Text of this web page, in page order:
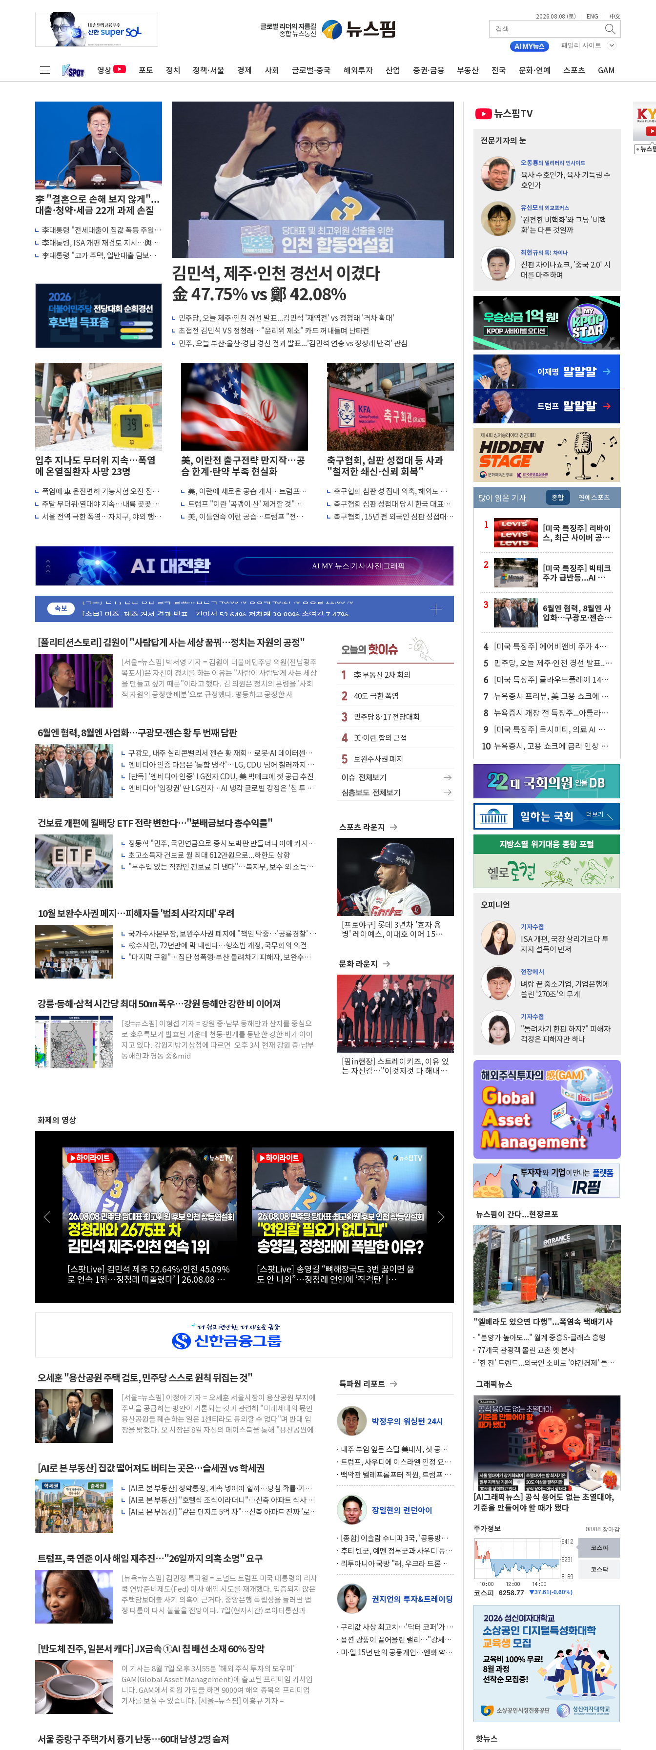
2026.08.08 (토) | ENG | 中文
패밀리 사이트
영상 포토 정치 정책·서울 경제 사회 글로벌·중국 해외투자 산업 증권·금융 부동산 전국 문화·연예 스포츠 GAM
李 "결혼으로 손해 보지 않게"...
대출·청약·세금 22개 과제 손질
李대통령 "전세대출이 집값 폭등 주원
인…유주택자 제한·규제 강화 검토"
李대통령, ISA 개편 재검토 지시…與
"적극 환영"·野 "졸속 국정"
李대통령 "고가 주택, 일반대출 담보가
김민석, 제주·인천 경선서 이겼다
金 47.75% vs 鄭 42.08%
민주당, 오늘 제주·인천 경선 발표...김민석 '재역전' vs 정청래 '격차 확대'
초접전 김민석 VS 정청래…"윤리위 제소" 카드 꺼내들며 난타전
민주, 오늘 부산·울산·경남 경선 결과 발표...'김민석 연승 vs 정청래 반격' 관심
입추 지나도 무더위 지속…폭염
에 온열질환자 사망 23명
폭염에 車 운전면허 기능시험 오전 집중
편성…체감온도 38도 넘으면 중단
주말 무더위·열대야 지속…내륙 곳곳 소
나기
서울 전역 극한 폭염…자치구, 야외 행사
美, 이란전 출구전략 만지작…공
습 한계·탄약 부족 현실화
美, 이란에 새로운 공습 개시…트럼프
"이제 우리 차례"
트럼프 "이란 '곡괭이 산' 제거할 것"…
미군, 사흘째 이란 야간 공습
美, 이틀연속 이란 공습…트럼프 "전쟁
축구협회, 심판 성접대 등 사과
"철저한 쇄신·신뢰 회복"
축구협회 심판 성 접대 의혹, 해외도 관심
↑…감독 선임 과정 수사까지 외신 주목
축구협회 심판 성접대 당시 한국 대표팀
7경기 무패 행진
축구협회, 15년 전 외국인 심판 성접대
AI MY 뉴스|기사|사진 |그래픽
속보
울진·영덕 '호우특보'-포항 '산사태 주의보'...경북도, 호우 피해·통제구간 없어
[종합] 김민석, 정청래에 '0.86%p' 차 재역전 성공...金 45.42% vs 鄭 44.56%
김민석, 2주차 제주·인천 경선서 정청래에 승리...47.75% vs 42.08%
인사하는 김민석 당대표 후보
[속보] 민주, 제주·인천 경선 결과 발표...김민석 47.75% 정청래 42.08%
[속보] 민주, 제주 경선 결과 발표...김민석 52.64% 정청래 39.89% 송영길 7.47%
이번주 국내 주요 금융일정(8.10~8.14)
강릉·동해·삼척 시간당 최대 50㎜ 폭우…강원 동해안 강한 비 이어져
폐기물 수거하다 참변…60대 환경미화원 수거차에 치여 사망
서울 중랑구 주택가서 흉기 난동…60대 남성 2명 숨져
李대통령 "결혼 때문에 손해 보는 일 없게"…'결혼 페널티' 22개 과제 손본다
여수 오동도 인근 해상서 모터보트 전복…1명 사망·1명 실종
인천 선재도 갯벌서 해루질 중 실종 60대 나흘만에 숨진 채 발견
인천서 말다툼 중 어머니 흉기 살해 10대 아들 체포
'화합' 꺼낸 김민석에 '뻔뻔' 받아친 정청래…제주 연설서 신경전 고조
李대통령, ISA 개편 재검토 지시…與 "적극 환영"·野 "졸속 국정"
[폴리티션스토리] 김원이 "사람답게 사는 세상 꿈꿔…정치는 자원의 공정"
[서울=뉴스핌] 박서영 기자 = 김원이 더불어민주당 의원(전남광주
목포시)은 자신이 정치를 하는 이유는 "사람이 사람답게 사는 세상
을 만들고 싶기 때문"이라고 했다. 김 의원은 정치의 본령을 '사회
적 자원의 공정한 배분'으로 규정했다. 평등하고 공정한 사
6월엔 협력, 8월엔 사업화…구광모·젠슨 황 두 번째 담판
구광모, 내주 실리콘밸리서 젠슨 황 재회…로봇·AI 데이터센터·
모빌리티 구체화
엔비디아 인증 다음은 '통합 냉각'…LG, CDU 넘어 칠러까지 묶
는다
[단독] '엔비디아 인증' LG전자 CDU, 美 빅테크에 첫 공급 추진
엔비디아 '입장권' 딴 LG전자…AI 냉각 글로벌 강점은 '칩 투 칠
건보료 개편에 월배당 ETF 전략 변한다…"분배금보다 총수익률"
장동혁 "민주, 국민연금으로 증시 도박판 만들더니 아예 카지노
차릴 판"
초고소득자 건보료 월 최대 612만원으로...하한도 상향
"부수입 있는 직장인 건보료 더 낸다"…복지부, 보수 외 소득월
10월 보완수사권 폐지…피해자들 '범죄 사각지대' 우려
국가수사본부장, 보완수사권 폐지에 "책임 막중…'공룡경찰' 우
려 해소"
檢수사권, 72년만에 막 내린다…형소법 개정, 국무회의 의결
"마지막 구원"…집단 성폭행·부산 돌려차기 피해자, 보완수사
강릉·동해·삼척 시간당 최대 50㎜ 폭우…강원 동해안 강한 비 이어져
[강=뉴스핌] 이형섭 기자 = 강원 중·남부 동해안과 산지를 중심으
로 호우특보가 발효된 가운데 천둥·번개를 동반한 강한 비가 이어
지고 있다. 강원지방기상청에 따르면 오후 3시 현재 강원 중·남부
동해안과 영동 중&mid
李 부동산 2차 회의
40도 극한 폭염
민주당 8·17 전당대회
美·이란 합의 근접
보완수사권 폐지
스포츠 라운지
[프로야구] 롯데 3년차 '효자 용
병' 레이예스, 이대호 이어 15년
문화 라운지
[핌in현장] 스트레이키즈, 이유 있
는 자신감…"이것저것 다 해내는
화제의 영상
[스팟Live] 김민석·정청래 ‘초접전’ 2차전 승자
는?...제3차 정기전국당원대회 후보자 인천 합동
[스팟Live] 김민석 “누가 김민석보다 국정 방향
을 공유했나”…인천서 ‘대체불가’ 외쳤다 |
[스팟Live] 정청래, 김민석에 “사과 먼저”…송
영길엔 “사람 고쳐 쓰는 거 아냐” | 26.08.08 더
불어민주당 당대표·최고위원 후보 인천 합동연
오세훈 "용산공원 주택 검토, 민주당 스스로 원칙 뒤집는 것"
[서울=뉴스핌] 이정아 기자 = 오세훈 서울시장이 용산공원 부지에
주택을 공급하는 방안이 거론되는 것과 관련해 "미래세대의 몫인
용산공원을 훼손하는 일은 1센티라도 동의할 수 없다"며 반대 입
장을 밝혔다. 오 시장은 8일 자신의 페이스북을 통해 "용산공원에
[AI로 본 부동산] 집값 떨어져도 버티는 곳은…슬세권 vs 학세권
[AI로 본 부동산] 청약통장, 계속 넣어야 할까…당첨 확률·기회
비용 따져보니
[AI로 본 부동산] "호텔식 조식이라더니"…신축 아파트 식사 서
비스의 속사정
[AI로 본 부동산] "같은 단지도 5억 차"…신축 아파트 진짜 '로얄
트럼프, 쿡 연준 이사 해임 재추진…"26일까지 의혹 소명" 요구
[뉴욕=뉴스핌] 김민정 특파원 = 도널드 트럼프 미국 대통령이 리사
쿡 연방준비제도(Fed) 이사 해임 시도를 재개했다. 입증되지 않은
주택담보대출 사기 의혹이 근거다. 중앙은행 독립성을 둘러싼 법
정 다툼이 다시 불붙을 전망이다. 7일(현지시간) 로이터통신과
[반도체 진주, 일본서 캐다] JX금속 ①AI 칩 배선 소재 60% 장악
이 기사는 8월 7일 오후 3시55분 '해외 주식 투자의 도우미'
GAM(Global Asset Management)에 출고된 프리미엄 기사입
니다. GAM에서 회원 가입을 하면 9000여 해외 종목의 프리미엄
기사를 보실 수 있습니다. [서울=뉴스핌] 이홍규 기자 =
서울 중랑구 주택가서 흉기 난동…60대 남성 2명 숨져
특파원 리포트
박정우의 워싱턴 24시
내주 부임 앞둔 스틸 美대사, 첫 공개
행사서 "한미동맹 강화 최우선 과제"
트럼프, 사우디에 이스라엘 인정 요
구…원자력 협정 서명 하루 만에 좌초
위기
백악관 텔레프롬프터 직원, 트럼프 연
설 미리 보고 베팅 시장서 10만달러 챙
겨
장일현의 런던아이
[종합] 이슬람 수니파 3국, '공동방위
협정' 체결… 이스라엘·이란 위협에
맞설 자체 억지력 강화
후티 반군, 예멘 정부군과 사우디 동시
공격… 위기 고조되는 또 다른 중동 화
약고
리투아니아 국방 "러, 우크라 드론으
로 나토 회원국 공격 검토… 거짓 깃발
작전"
권지언의 투자&트레이딩
구리값 사상 최고치…'닥터 코퍼'가 말
하는 경기 신호가 달라졌다
옵션 광풍이 끌어올린 랠리…"강세장
이면에 과열 경고등"
미·일 15년 만의 공동개입…엔화 약세
뉴스핌TV
전문기자의 눈
오동룡의 밀리터리 인사이드
육사 수호인가, 육사 기득권 수
호인가
유신모의 외교포커스
'완전한 비핵화'와 그냥 '비핵
화'는 다른 것일까
최헌규의 톡! 차이나
신판 차이나쇼크, '중국 2.0' 시
대를 마주하며
많이 읽은 기사 종합 연예스포츠
[미국 특징주] 리바이
스, 최근 사이버 공격
실 공개
[미국 특징주] 빅테크
주가 급반등...AI 불안
아나
6월엔 협력, 8월엔 사
업화…구광모·젠슨
[미국 특징주] 에어비앤비 주가 4년
만에 최고...연간 매출 상향에 투자자
반색
민주당, 오늘 제주·인천 경선 발표...
김민석 '재역전' vs 정청래 '격차 확
대'
[미국 특징주] 클라우드플레어 14%
급등해 신고점...AI 지출 확대에 전망
상향
뉴욕증시 프리뷰, 美 고용 쇼크에 금
리 인상 우려 후퇴…나스닥 선물 1%
대 상승
뉴욕증시 개장 전 특징주...아틀라시
안·클라우드플레어·태양광주↑ VS
트레이드데스크·웬디스↓
[미국 특징주] 독시미티, 의료 AI 안전
성 美 1위에 50%대 폭등
뉴욕증시, 고용 쇼크에 금리 인상 우
려 후퇴…S&P500 최고치
오피니언
기자수첩
ISA 개편, 국장 살리기보다 투
자자 설득이 먼저
현장에서
벼랑 끝 중소기업, 기업은행에
쏠린 '270조'의 무게
기자수첩
"돌려차기 한판 하지?" 피해자
걱정은 피해자만 하나
뉴스핌이 간다...현장르포
"엘베라도 있으면 다행"...폭염속 택배기사
"분양가 높아도..." 월계 중흥S-클래스 흥행
77개국 관광객 몰린 교촌 옛 본사
'한 잔' 트렌드...외국인 소비로 '야간경제' 돌파
그래픽뉴스
[AI그래픽뉴스] 공식 용어도 없는 초열대야,
기준을 만들어야 할 때가 됐다
핫뉴스